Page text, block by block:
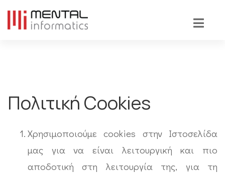
Πολιτική Cookies
Χρησιμοποιούμε cookies στην Ιστοσελίδα
μας για να είναι λειτουργική και πιο
αποδοτική στη λειτουργία της, για τη